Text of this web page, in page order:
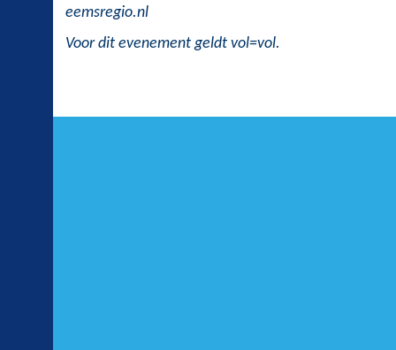
eemsregio.nl
Voor dit evenement geldt vol=vol.